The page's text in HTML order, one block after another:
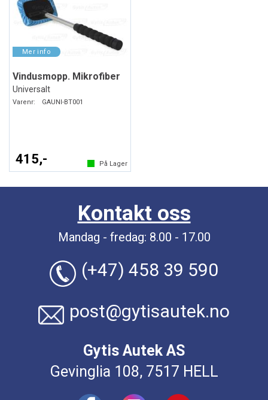
Vindusmopp. Mikrofiber
Universalt
Varenr: GAUNI-BT001
415,- På Lager
Kontakt oss
Mandag - fredag: 8.00 - 17.00
(+47) 458 39 590
post@gytisautek.no
Gytis Autek AS
Gevinglia 108, 7517 HELL